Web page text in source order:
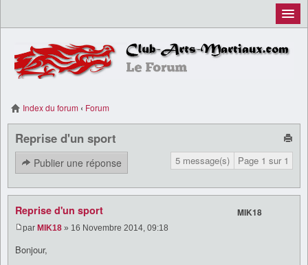
Connexion
Index du forum ‹ Forum
Reprise d'un sport
Publier une réponse 5 message(s) Page 1 sur 1
Reprise d'un sport
par MIK18 » 16 Novembre 2014, 09:18
Bonjour,
MIK18